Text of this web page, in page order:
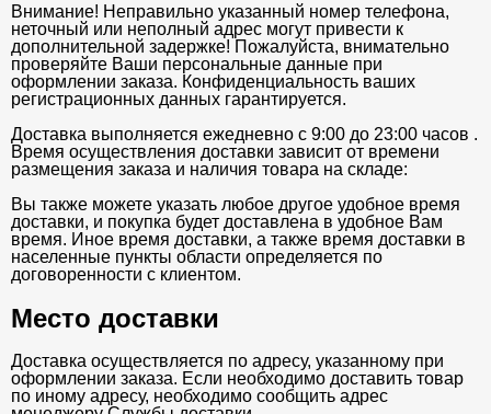
Внимание! Неправильно указанный номер телефона,
неточный или неполный адрес могут привести к
дополнительной задержке! Пожалуйста, внимательно
проверяйте Ваши персональные данные при
оформлении заказа. Конфиденциальность ваших
регистрационных данных гарантируется.
Доставка выполняется ежедневно с 9:00 до 23:00 часов .
Время осуществления доставки зависит от времени
размещения заказа и наличия товара на складе:
Вы также можете указать любое другое удобное время
доставки, и покупка будет доставлена в удобное Вам
время. Иное время доставки, а также время доставки в
населенные пункты области определяется по
договоренности с клиентом.
Место доставки
Доставка осуществляется по адресу, указанному при
оформлении заказа. Если необходимо доставить товар
по иному адресу, необходимо сообщить адрес